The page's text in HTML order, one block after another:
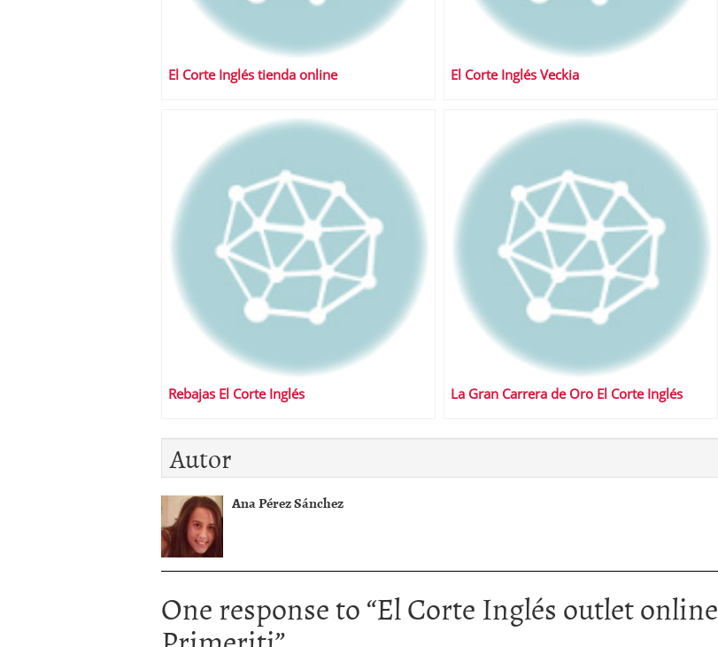
El Corte Inglés tienda online El Corte Inglés Veckia
Rebajas El Corte Inglés La Gran Carrera de Oro El Corte Inglés
Autor
Ana Pérez Sánchez
One response to “El Corte Inglés outlet online